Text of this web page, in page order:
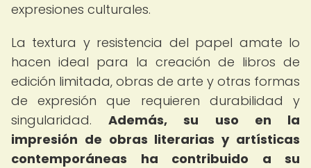
expresiones culturales.
La textura y resistencia del papel amate lo
hacen ideal para la creación de libros de
edición limitada, obras de arte y otras formas
de expresión que requieren durabilidad y
singularidad.Además, su uso en la
impresión de obras literarias y artísticas
contemporáneas ha contribuido a su